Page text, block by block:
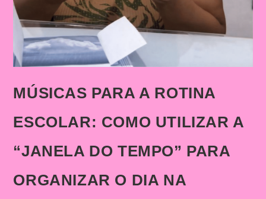
MÚSICAS PARA A ROTINA
ESCOLAR: COMO UTILIZAR A
“JANELA DO TEMPO” PARA
ORGANIZAR O DIA NA